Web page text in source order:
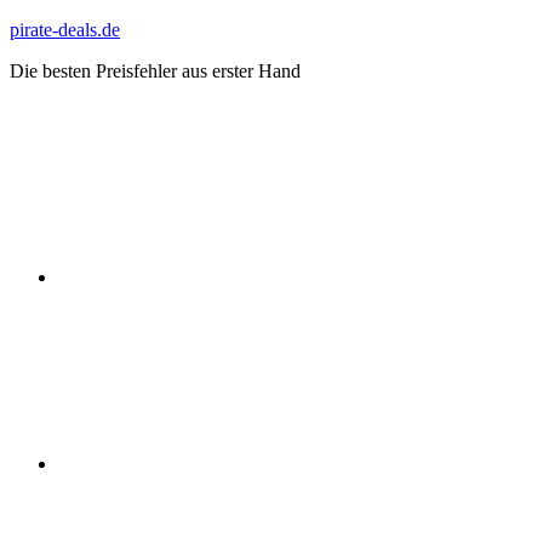
Zum
springen
pirate-deals.de
Die besten Preisfehler aus erster Hand